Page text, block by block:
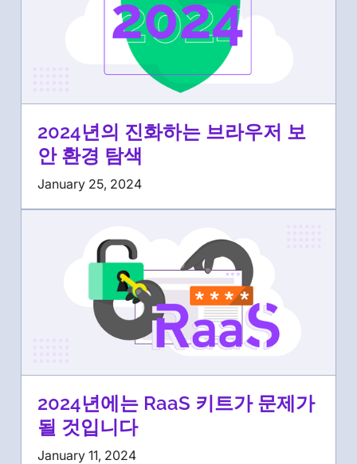
2024년의 진화하는 브라우저 보
안 환경 탐색
January 25, 2024
2024년에는 RaaS 키트가 문제가
될 것입니다
January 11, 2024